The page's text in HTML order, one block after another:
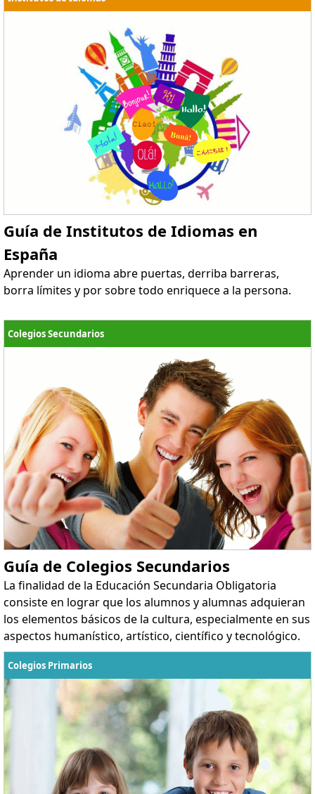
Guía de Institutos de Idiomas en
España
Aprender un idioma abre puertas, derriba barreras,
borra límites y por sobre todo enriquece a la persona.
Colegios Secundarios
Guía de Colegios Secundarios
La finalidad de la Educación Secundaria Obligatoria
consiste en lograr que los alumnos y alumnas adquieran
los elementos básicos de la cultura, especialmente en sus
aspectos humanístico, artístico, científico y tecnológico.
Colegios Primarios